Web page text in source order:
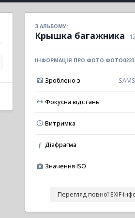
З АЛЬБОМУ:
Крышка багажника ·
ІНФОРМАЦІЯ ПРО ФОТО ФОТО0223
Зроблено з
Фокусна відстань
Витримка
f Діафрагма
Значення ISO
Перегляд повної EXIF